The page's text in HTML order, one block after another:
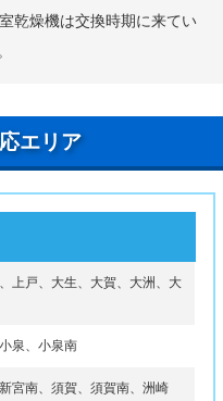
乾燥機は交換時期に来てい
エリア
上戸、大生、大賀、大洲、大
泉、小泉南
宮南、須賀、須賀南、洲崎